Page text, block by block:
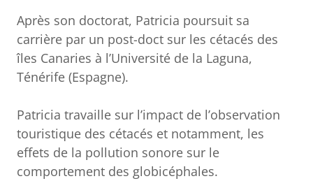
Après son doctorat, Patricia poursuit sa
carrière par un post-doct sur les cétacés des
îles Canaries à l’Université de la Laguna,
Ténérife (Espagne).
Patricia travaille sur l’impact de l’observation
touristique des cétacés et notamment, les
effets de la pollution sonore sur le
comportement des globicéphales.